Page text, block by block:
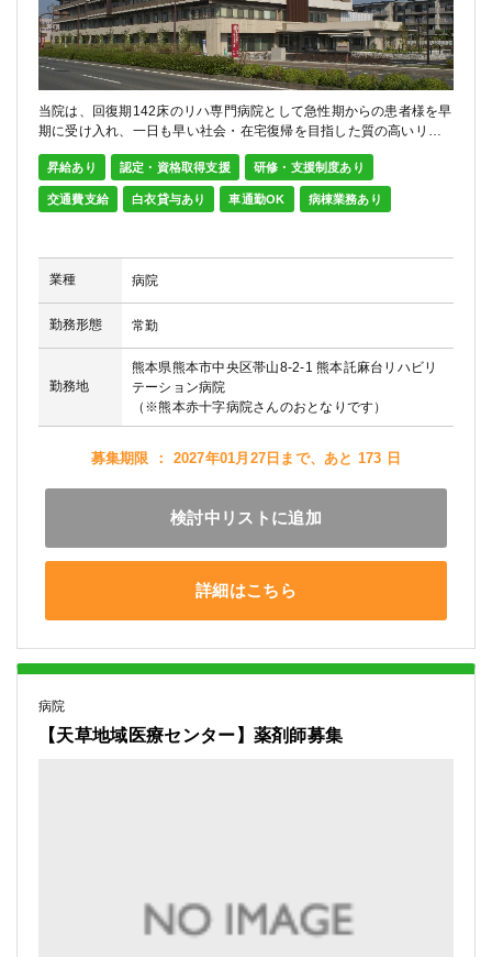
当院は、回復期142床のリハ専門病院として急性期からの患者様を早
期に受け入れ、一日も早い社会・在宅復帰を目指した質の高いリハ
ビリテーションを提供しております。 「チーム医療」を合言葉に、
多職種間との業務の中で互いに切磋琢磨できる環境で、医師・看護
師・薬剤師などが日々意見を交わすことで薬剤師の観点以外...
を読む
昇給あり 認定・資格取得支援 研修・支援制度あり
交通費支給 白衣貸与あり 車通勤OK 病棟業務あり
業種 病院
勤務形態 常勤
勤務地
熊本県熊本市中央区帯山8-2-1 熊本託麻台リハビリ
テーション病院
（※熊本赤十字病院さんのおとなりです）
募集期限 ： 2027年01月27日まで、あと 173 日
検討中リストに追加
詳細はこちら
病院
【天草地域医療センター】薬剤師募集